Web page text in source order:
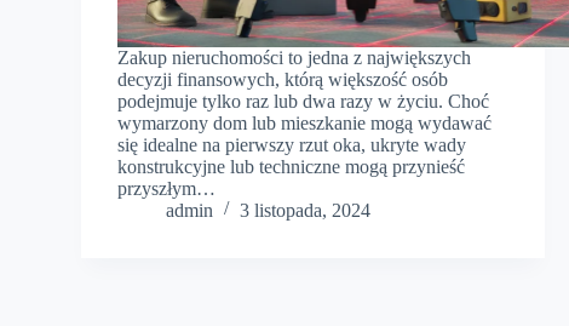
Zakup nieruchomości to jedna z największych
decyzji finansowych, którą większość osób
podejmuje tylko raz lub dwa razy w życiu. Choć
wymarzony dom lub mieszkanie mogą wydawać
się idealne na pierwszy rzut oka, ukryte wady
konstrukcyjne lub techniczne mogą przynieść
przyszłym…
admin
3 listopada, 2024